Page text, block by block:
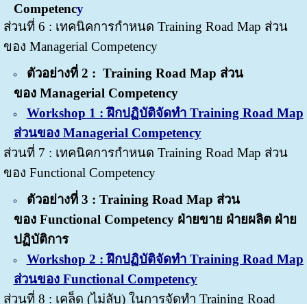
Competency
ส่วนที่ 6 : เทคนิคการกำหนด Training Road Map ส่วน
ของ Managerial Competency
ตัวอย่างที่ 2 : Training Road Map ส่วน
ของManagerial Competency
Workshop 1 : ฝึกปฏิบัติจัดทำ Training Road Map
ส่วนของ Managerial Competency
ส่วนที่ 7 : เทคนิคการกำหนด Training Road Map ส่วน
ของ Functional Competency
ตัวอย่างที่ 3 : Training Road Map ส่วน
ของFunctional Competency ฝ่ายขาย ฝ่ายผลิต ฝ่าย
ปฏิบัติการ
Workshop 2 : ฝึกปฏิบัติจัดทำ Training Road Map
ส่วนของ Functional Competency
ส่วนที่ 8 : เคล็ด (ไม่ลับ) ในการจัดทำ Training Road